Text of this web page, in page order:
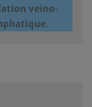
veino-
.